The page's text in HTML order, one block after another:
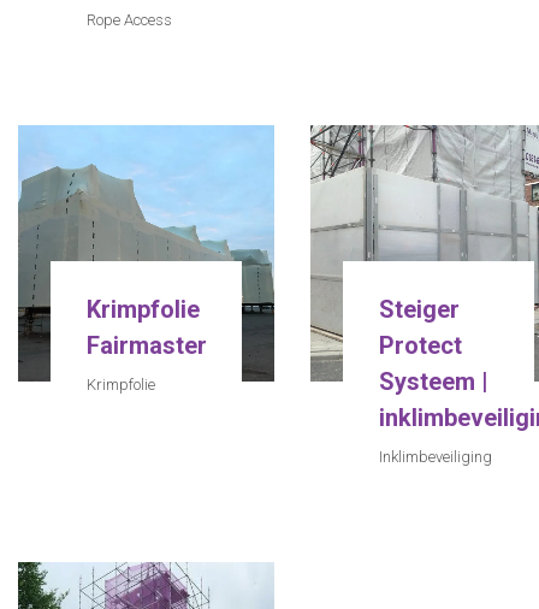
Rope Access
Krimpfolie
Fairmaster
Krimpfolie
Steiger
Protect
Systeem |
Inklimbeveiliging